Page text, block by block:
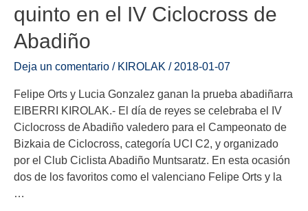
quinto en el IV Ciclocross de
Abadiño
Deja un comentario / KIROLAK / 2018-01-07
Felipe Orts y Lucia Gonzalez ganan la prueba abadiñarra
EIBERRI KIROLAK.- El día de reyes se celebraba el IV
Ciclocross de Abadiño valedero para el Campeonato de
Bizkaia de Ciclocross, categoría UCI C2, y organizado
por el Club Ciclista Abadiño Muntsaratz. En esta ocasión
dos de los favoritos como el valenciano Felipe Orts y la
…